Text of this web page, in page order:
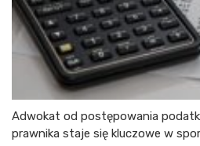
Adwokat od postępowania
prawnika staje się kluczowe w